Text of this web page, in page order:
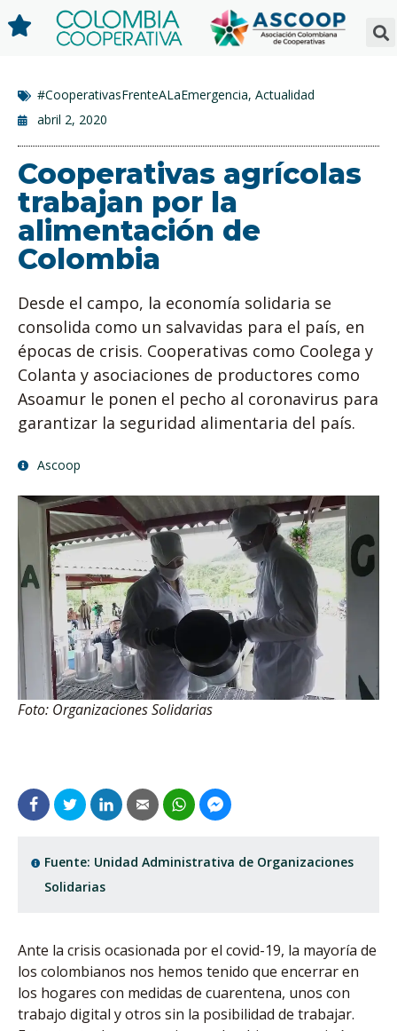
#CooperativasFrenteALaEmergencia, Actualidad
abril 2, 2020
Cooperativas agrícolas
trabajan por la
alimentación de
Colombia
Desde el campo, la economía solidaria se
consolida como un salvavidas para el país, en
épocas de crisis. Cooperativas como Coolega y
Colanta y asociaciones de productores como
Asoamur le ponen el pecho al coronavirus para
garantizar la seguridad alimentaria del país.
Ascoop
Foto: Organizaciones Solidarias
Fuente: Unidad Administrativa de Organizaciones
Solidarias
Ante la crisis ocasionada por el covid-19, la mayoría de
los colombianos nos hemos tenido que encerrar en
los hogares con medidas de cuarentena, unos con
trabajo digital y otros sin la posibilidad de trabajar.